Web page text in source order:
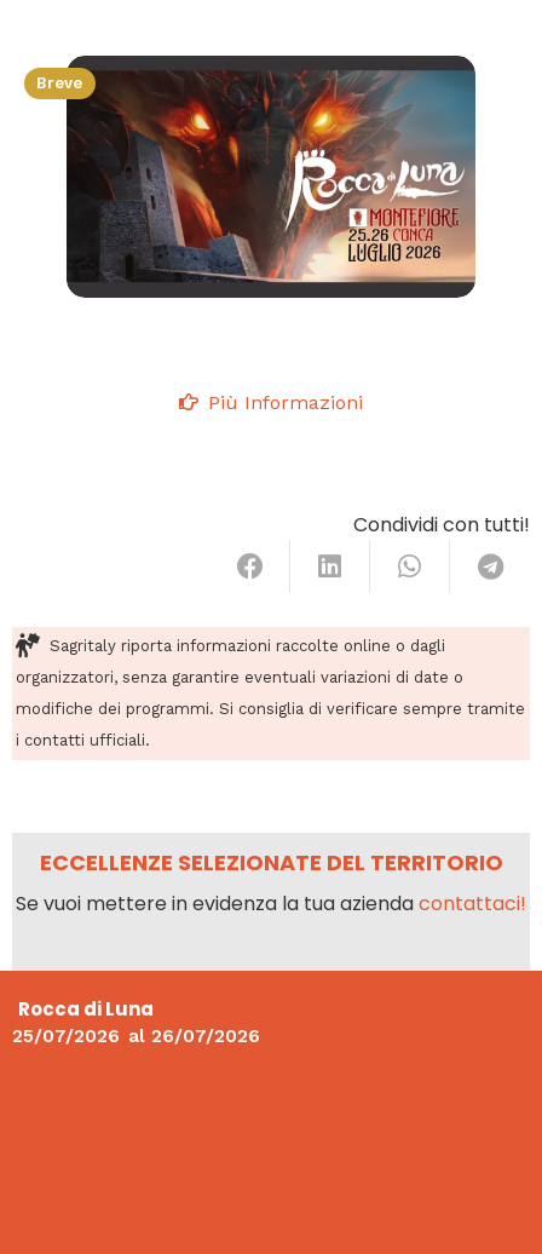
Breve
Più Informazioni
Condividi con tutti!
Sagritaly riporta informazioni raccolte online o dagli
organizzatori, senza garantire eventuali variazioni di date o
modifiche dei programmi. Si consiglia di verificare sempre tramite
i contatti ufficiali.
ECCELLENZE SELEZIONATE DEL TERRITORIO
Se vuoi mettere in evidenza la tua aziendacontattaci!
Rocca di Luna
25/07/2026 al 26/07/2026